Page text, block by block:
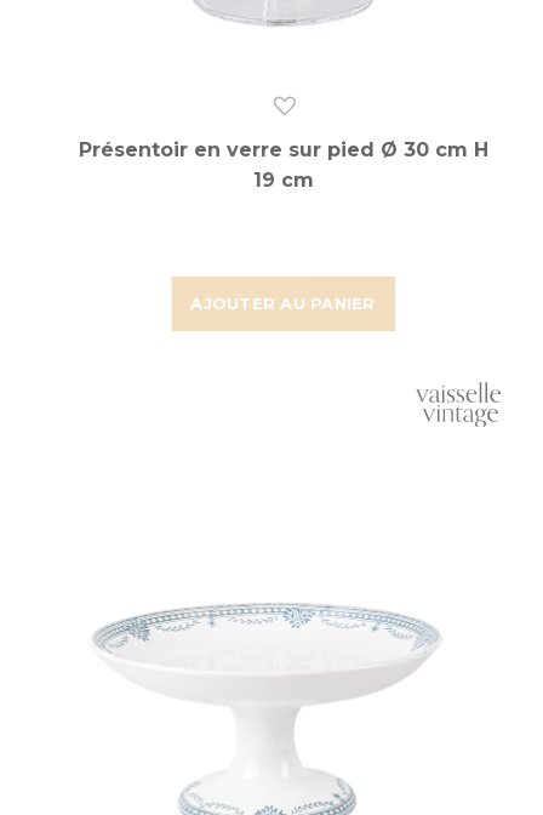
AJOUTER AU PANIER
Présentoir en verre sur pied Ø 30 cm H
19 cm